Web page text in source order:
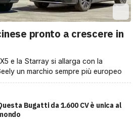
pronto a crescere in
e la Starray si allarga con la
un marchio sempre più europeo
Bugatti da 1.600 CV è unica al